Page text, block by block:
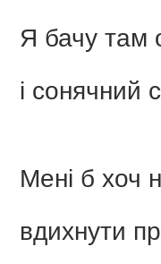
Я бачу там
і сонячний
Мені б хоч
вдихнути